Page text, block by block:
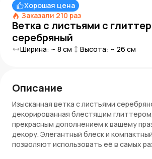
Хорошая цена
Заказали 210 раз
Ветка с листьями с
серебряный
Ширина: ~ 8 см Высота: ~ 26 см
Описание
Изысканная ветка с листьями
декорированная блестящим
прекрасным дополнением к вашему
декору. Элегантный блеск и
позволяют использовать её в самых